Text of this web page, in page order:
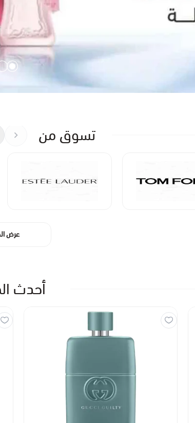
تسوق من خلال
عرض
أحدث